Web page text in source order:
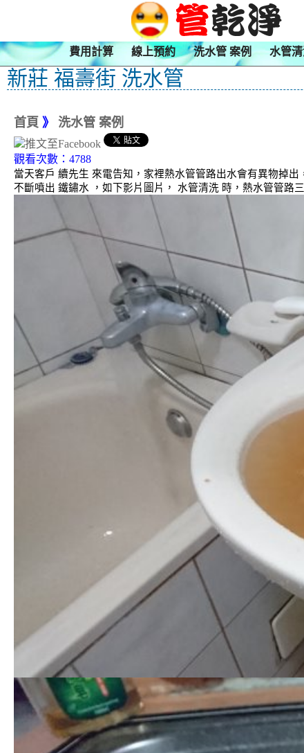
費用計算 線上預約 洗水管 案例 水管
新莊 福壽街 洗水管
首頁 》 洗水管 案例
觀看次數：4788
當天客戶 續先生 來電告知，家裡熱水管管路出水會有異物掉
不斷噴出 鐵鏽水 ，如下影片圖片， 水管清洗 時，熱水管管路